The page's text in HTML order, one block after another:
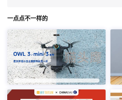
一点点不一样的